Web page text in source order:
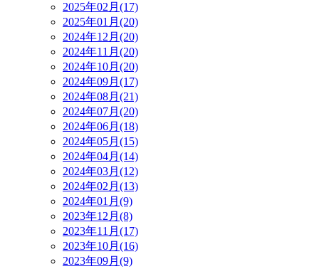
2025年02月(17)
2025年01月(20)
2024年12月(20)
2024年11月(20)
2024年10月(20)
2024年09月(17)
2024年08月(21)
2024年07月(20)
2024年06月(18)
2024年05月(15)
2024年04月(14)
2024年03月(12)
2024年02月(13)
2024年01月(9)
2023年12月(8)
2023年11月(17)
2023年10月(16)
2023年09月(9)